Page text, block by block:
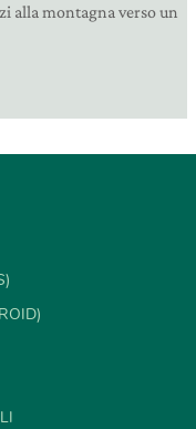
alla montagna verso un